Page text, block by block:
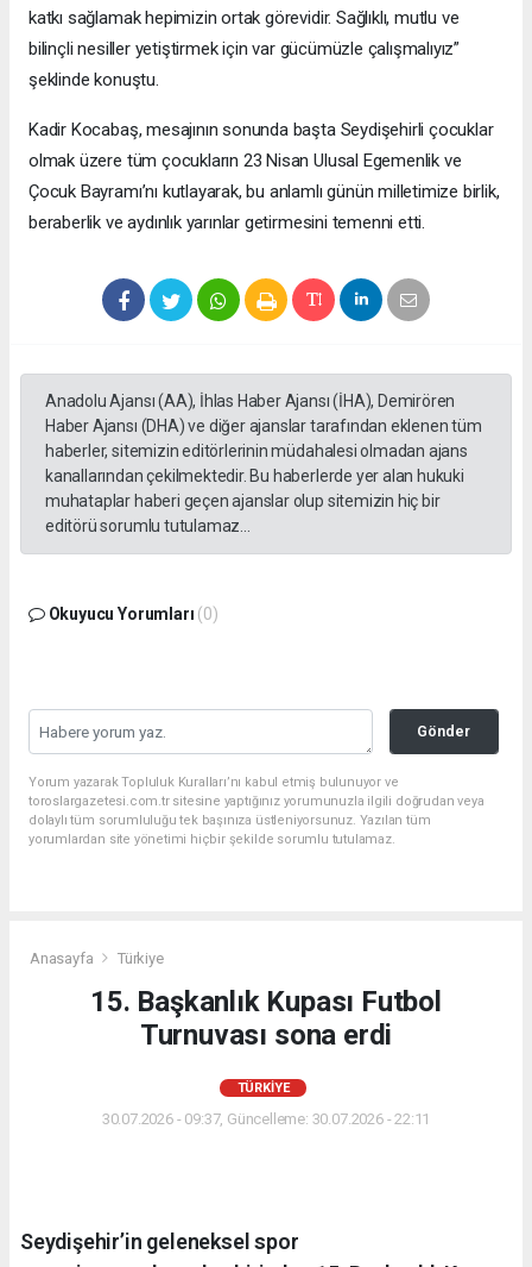
katkı sağlamak hepimizin ortak görevidir. Sağlıklı, mutlu ve
bilinçli nesiller yetiştirmek için var gücümüzle çalışmalıyız”
şeklinde konuştu.
Kadir Kocabaş, mesajının sonunda başta Seydişehirli çocuklar
olmak üzere tüm çocukların 23 Nisan Ulusal Egemenlik ve
Çocuk Bayramı’nı kutlayarak, bu anlamlı günün milletimize birlik,
beraberlik ve aydınlık yarınlar getirmesini temenni etti.
Anadolu Ajansı (AA), İhlas Haber Ajansı (İHA), Demirören
Haber Ajansı (DHA) ve diğer ajanslar tarafından eklenen tüm
haberler, sitemizin editörlerinin müdahalesi olmadan ajans
kanallarından çekilmektedir. Bu haberlerde yer alan hukuki
muhataplar haberi geçen ajanslar olup sitemizin hiç bir
editörü sorumlu tutulamaz...
Okuyucu Yorumları (0)
Gönder
Yorum yazarak Topluluk Kuralları’nı kabul etmiş bulunuyor ve
toroslargazetesi.com.tr sitesine yaptığınız yorumunuzla ilgili doğrudan veya
dolaylı tüm sorumluluğu tek başınıza üstleniyorsunuz. Yazılan tüm
yorumlardan site yönetimi hiçbir şekilde sorumlu tutulamaz.
Anasayfa Türkiye
15. Başkanlık Kupası Futbol
Turnuvası sona erdi
TÜRKIYE
30.07.2026 - 09:37, Güncelleme: 30.07.2026 - 22:11
Seydişehir’in geleneksel spor